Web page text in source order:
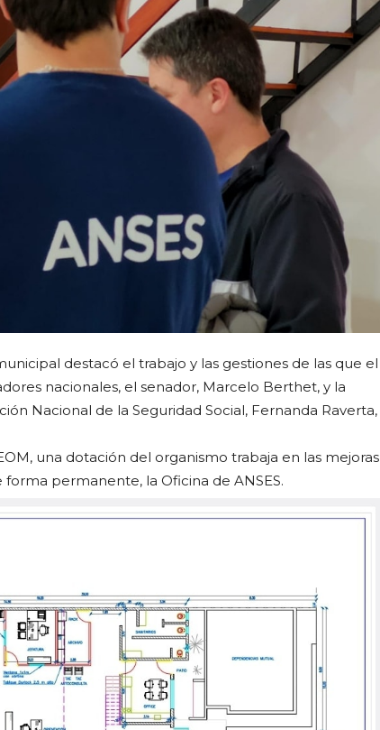
destacó el trabajo y las gestiones de las que el
nacionales, el senador, Marcelo Berthet, y la
Nacional de la Seguridad Social, Fernanda Raverta,
una dotación del organismo trabaja en las mejoras
permanente, la Oficina de ANSES.